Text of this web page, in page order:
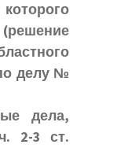
решение
делу №
дела,
2-3 ст.